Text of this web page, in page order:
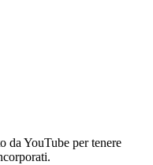
da YouTube per tenere